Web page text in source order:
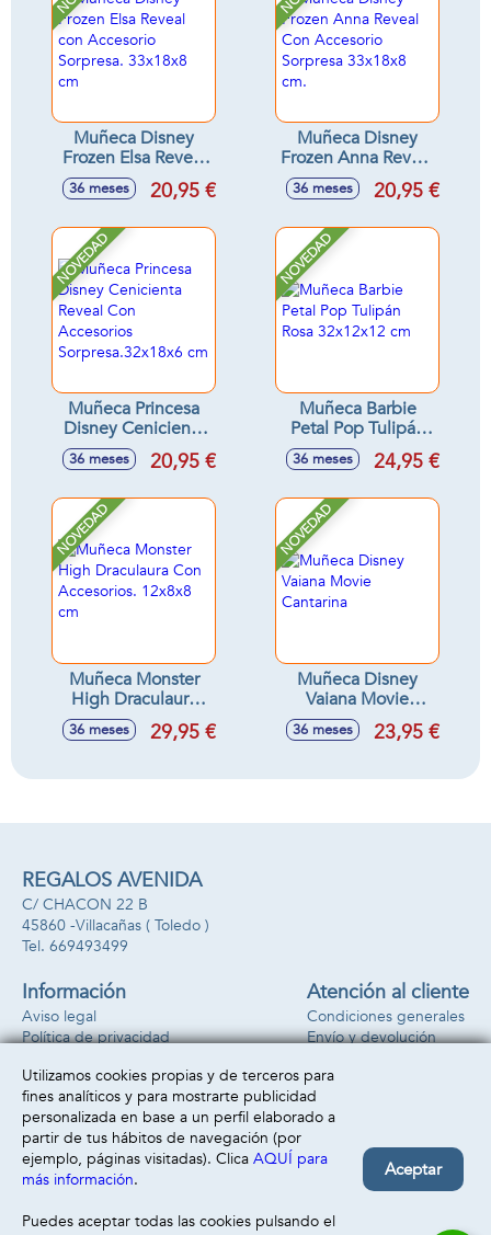
Muñeca Disney
Frozen Elsa Reveal
con Accesorio
Sorpresa. 33x18x8
36 meses 20,95 €
Muñeca Disney
Frozen Anna Reveal
Con Accesorio
Sorpresa 33x18x8
36 meses 20,95 €
NOVEDAD
Muñeca Princesa
Disney Cenicienta
Reveal Con
Accesorios
cm
36 meses 20,95 €
NOVEDAD
Muñeca Barbie
Petal Pop Tulipán
Rosa 32x12x12 cm
36 meses 24,95 €
NOVEDAD
Muñeca Monster
High Draculaura
Con Accesorios.
12x8x8 cm
36 meses 29,95 €
NOVEDAD
Muñeca Disney
Vaiana Movie
Cantarina
36 meses 23,95 €
REGALOS AVENIDA
C/ CHACON 22 B
45860 -Villacañas ( Toledo )
669493499
Información
Aviso legal
Política de privacidad
Atención al cliente
Condiciones generales
Envío y devolución
Formas de pago
Utilizamos cookies propias y de terceros para
fines analíticos y para mostrarte publicidad
personalizada en base a un perfil elaborado a
partir de tus hábitos de navegación (por
ejemplo, páginas visitadas). Clica AQUÍ para
más información.
Puedes aceptar todas las cookies pulsando el
Aceptar